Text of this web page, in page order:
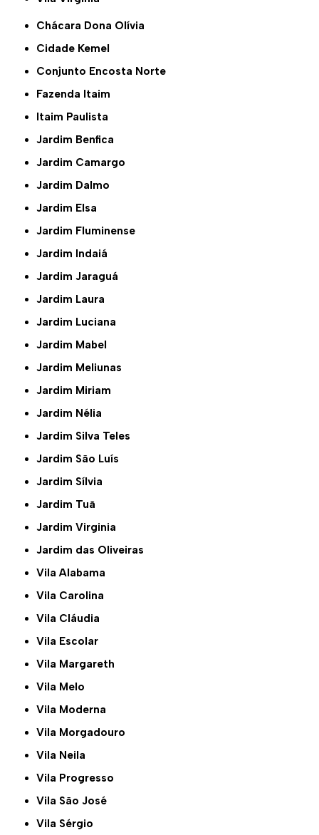
Chácara Dona Olívia
Cidade Kemel
Conjunto Encosta Norte
Fazenda Itaim
Itaim Paulista
Jardim Benfica
Jardim Camargo
Jardim Dalmo
Jardim Elsa
Jardim Fluminense
Jardim Indaiá
Jardim Jaraguá
Jardim Laura
Jardim Luciana
Jardim Mabel
Jardim Meliunas
Jardim Miriam
Jardim Nélia
Jardim Silva Teles
Jardim São Luís
Jardim Sílvia
Jardim Tuã
Jardim Virginia
Jardim das Oliveiras
Vila Alabama
Vila Carolina
Vila Cláudia
Vila Escolar
Vila Margareth
Vila Melo
Vila Moderna
Vila Morgadouro
Vila Neila
Vila Progresso
Vila São José
Vila Sérgio